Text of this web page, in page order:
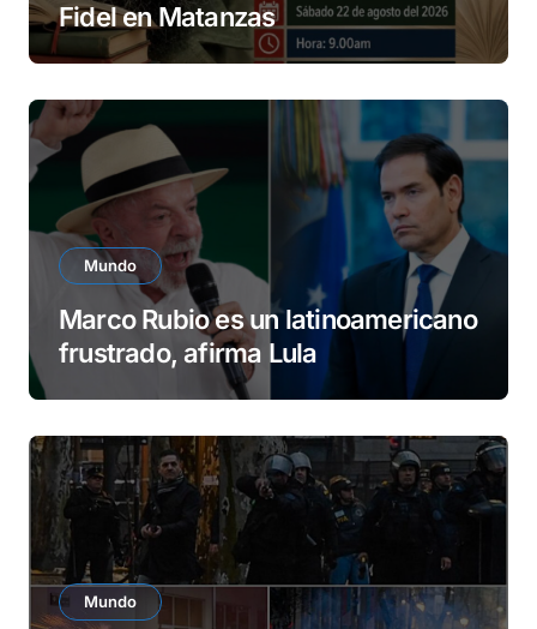
Fidel en Matanzas
Mundo
Marco Rubio es un latinoamericano
frustrado, afirma Lula
Mundo